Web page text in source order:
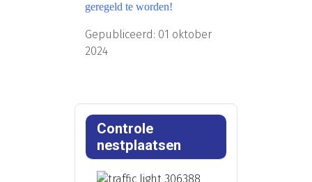
geregeld te worden!
Gepubliceerd: 01 oktober
2024
Controle
nestplaatsen